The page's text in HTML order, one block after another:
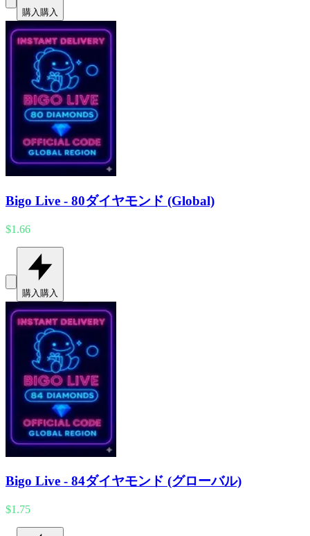
購入購入
Bigo Live - 80ダイヤモンド (Global)
$1.66
購入 購入
Bigo Live - 84ダイヤモンド (グローバル)
$1.75